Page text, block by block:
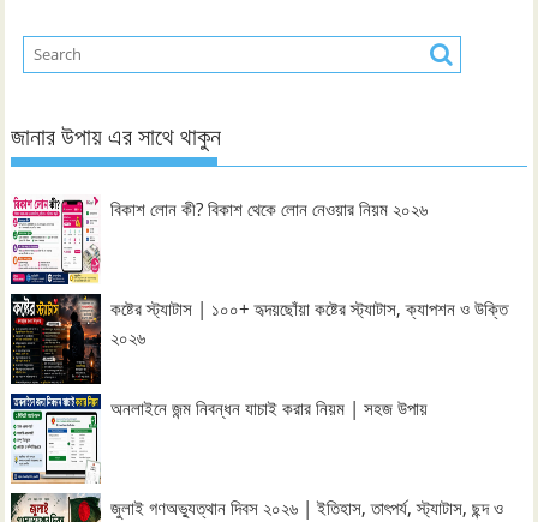
জানার উপায় এর সাথে থাকুন
বিকাশ লোন কী? বিকাশ থেকে লোন নেওয়ার নিয়ম ২০২৬
কষ্টের স্ট্যাটাস | ১০০+ হৃদয়ছোঁয়া কষ্টের স্ট্যাটাস, ক্যাপশন ও উক্তি
২০২৬
অনলাইনে জন্ম নিবন্ধন যাচাই করার নিয়ম | সহজ উপায়
জুলাই গণঅভ্যুত্থান দিবস ২০২৬ | ইতিহাস, তাৎপর্য, স্ট্যাটাস, ছন্দ ও